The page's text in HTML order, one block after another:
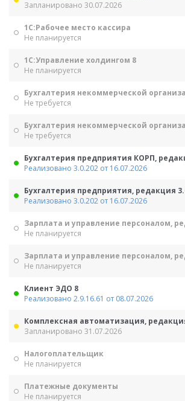
Запланировано 30.07.2026
1С:Рабочее место кассира
Не планируется
1С:Управление холдингом 8
Не планируется
Бухгалтерия некоммерческой
Не требуется
Бухгалтерия некоммерческой
Не требуется
Бухгалтерия предприятия КОРП,
Реализовано 3.0.202 от 16.07.2026
Бухгалтерия предприятия, редакция
Реализовано 3.0.202 от 16.07.2026
Зарплата и управление персоналом,
Не планируется
Зарплата и управление персоналом,
Не планируется
Клиент ЭДО 8
Реализовано 2.9.16.61 от 08.07.2026
Комплексная автоматизация,
Запланировано 31.07.2026
Налогоплательщик
Не планируется
Платежные документы
Не планируется